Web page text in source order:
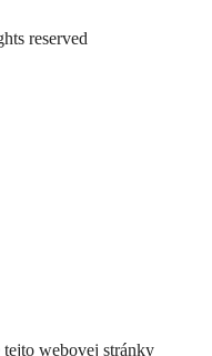
reserved​
webovej stránky